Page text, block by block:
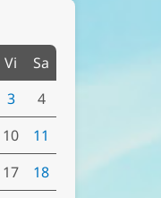
Vi
Sa
3
4
10
11
17
18